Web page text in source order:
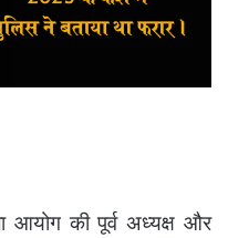
आयोग की पूर्व अध्यक्ष और